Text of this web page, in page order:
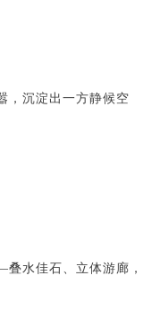
，沉淀出一方静候空
叠水佳石 、立体游廊，